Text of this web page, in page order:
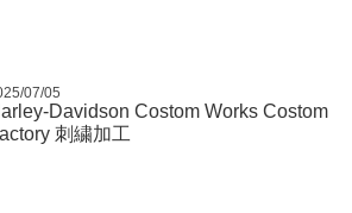
07/05
Davidson Costom Works Costom
刺繍加工